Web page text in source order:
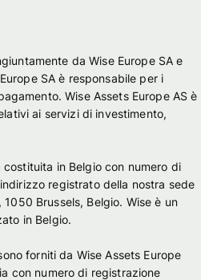
da Wise Europe SA e
SA è responsabile per i
Wise Assets Europe AS è
ai servizi di investimento,
costituita in Belgio con numero di
registrato della nostra sede
Brussels, Belgio. Wise è un
in Belgio.
forniti da Wise Assets Europe
con numero di registrazione